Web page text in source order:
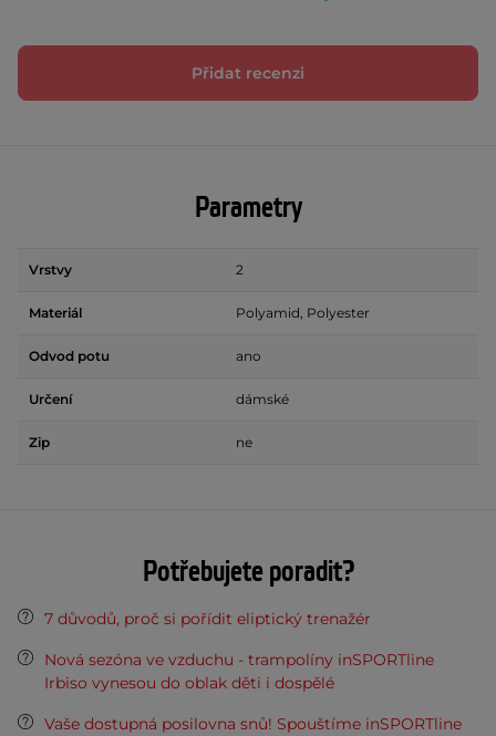
Přidat recenzi
Parametry
Vrstvy 2
Materiál Polyamid, Polyester
Odvod potu ano
Určení dámské
Zip ne
Potřebujete poradit?
7 důvodů, proč si pořídit eliptický trenažér
Nová sezóna ve vzduchu - trampolíny inSPORTline
Irbiso vynesou do oblak děti i dospělé
Vaše dostupná posilovna snů! Spouštíme inSPORTline